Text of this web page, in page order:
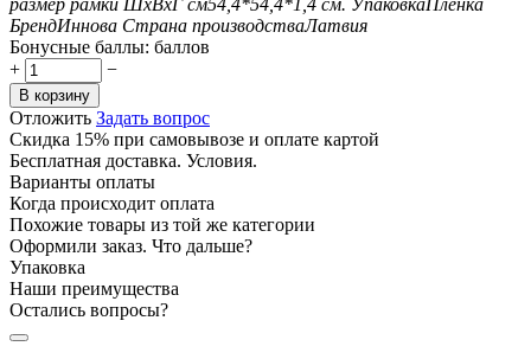
БрендИннова Страна производстваЛатвия
Бонусные баллы: баллов
+
−
В корзину
Отложить Задать вопрос
Скидка 15% при самовывозе и оплате картой
Бесплатная доставка. Условия.
Варианты оплаты
Когда происходит оплата
Похожие товары из той же категории
Оформили заказ. Что дальше?
Упаковка
Наши преимущества
Остались вопросы?